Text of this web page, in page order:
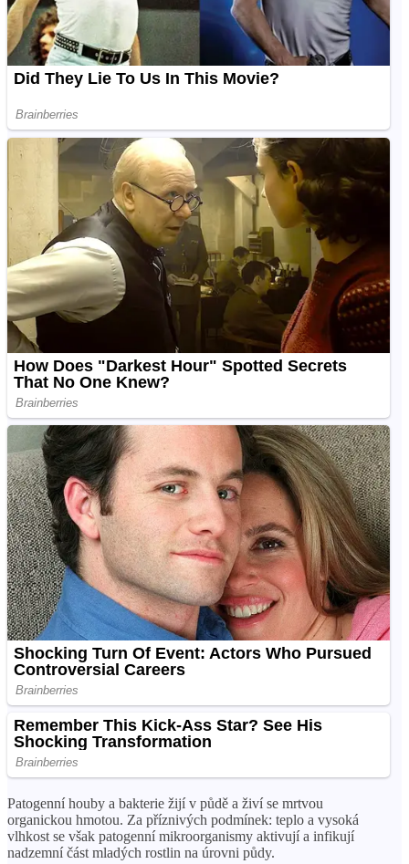
Patogenní houby a bakterie žijí v půdě a živí se mrtvou
organickou hmotou. Za příznivých podmínek: teplo a vysoká
vlhkost se však patogenní mikroorganismy aktivují a infikují
nadzemní část mladých rostlin na úrovni půdy.